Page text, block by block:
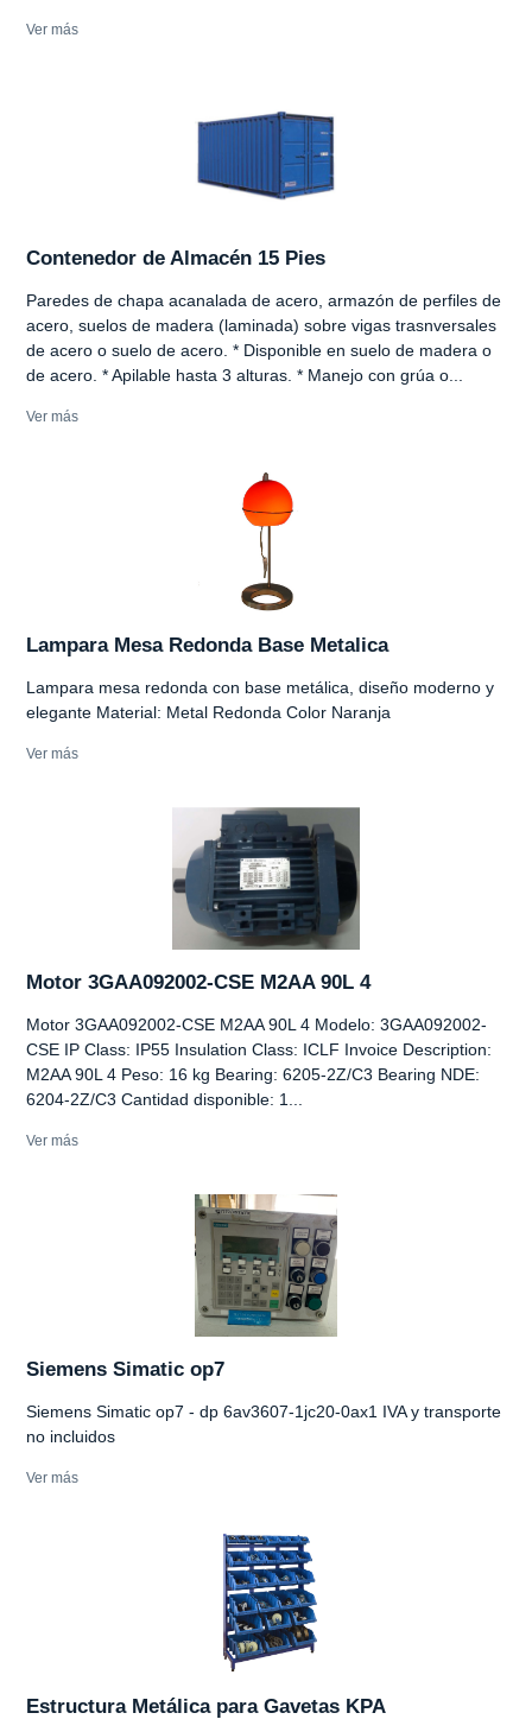
Ver más
Contenedor de Almacén 15 Pies
Paredes de chapa acanalada de acero, armazón de perfiles de
acero, suelos de madera (laminada) sobre vigas trasnversales
de acero o suelo de acero. * Disponible en suelo de madera o
de acero. * Apilable hasta 3 alturas. * Manejo con grúa o...
Ver más
Lampara Mesa Redonda Base Metalica
Lampara mesa redonda con base metálica, diseño moderno y
elegante Material: Metal Redonda Color Naranja
Ver más
Motor 3GAA092002-CSE M2AA 90L 4
Motor 3GAA092002-CSE M2AA 90L 4 Modelo: 3GAA092002-
CSE IP Class: IP55 Insulation Class: ICLF Invoice Description:
M2AA 90L 4 Peso: 16 kg Bearing: 6205-2Z/C3 Bearing NDE:
6204-2Z/C3 Cantidad disponible: 1...
Ver más
Siemens Simatic op7
Siemens Simatic op7 - dp 6av3607-1jc20-0ax1 IVA y transporte
no incluidos
Ver más
Estructura Metálica para Gavetas KPA